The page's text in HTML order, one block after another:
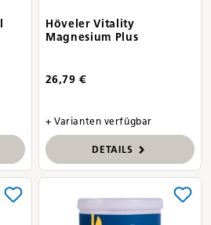
Höveler Vitality
Magnesium Plus
26,79 €
+ Varianten verfügbar
DETAILS